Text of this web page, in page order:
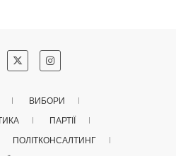
ВИБОРИ
ПАРТІЇ
ПОЛІТКОНСАЛТИНГ